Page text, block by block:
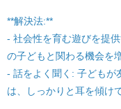
**解決法:**
- 社会性を育む遊びを提
の子どもと関わる機会を
- 話をよく聞く: 子どもが
は、しっかりと耳を傾け